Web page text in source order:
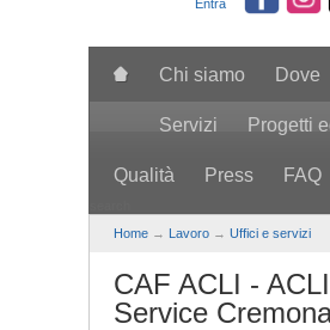
Entra
Chi siamo Dove
Servizi Progetti
Qualità Press FAQ
Home → Lavoro → Uffici e servizi
CAF ACLI - ACLI
Service